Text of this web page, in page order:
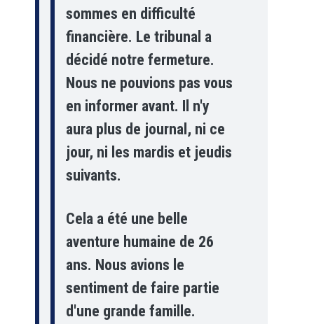
sommes en difficulté
financière. Le tribunal a
décidé notre fermeture.
Nous ne pouvions pas vous
en informer avant. Il n'y
aura plus de journal, ni ce
jour, ni les mardis et jeudis
suivants.
Cela a été une belle
aventure humaine de 26
ans. Nous avions le
sentiment de faire partie
d'une grande famille.